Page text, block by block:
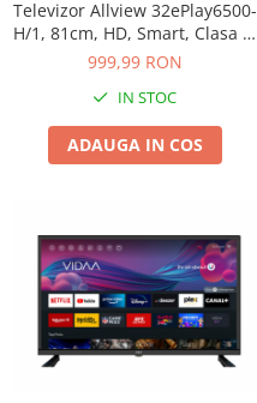
Accesorii pentru gatit
Accesorii pentru cuptor
Borcane si sticle
Caserole pentru alimente
Cutii depozitare metal
amestecare
Ustensile de bucatarie
Accesorii pentru servit
Baie
Masini de paine
Mixer vertical
Plita electrica
Storcator fructe
Toaster
Tocator legume
Televizor Allview 32ePlay6500-
H/1, 81cm, HD, Smart, Clasa E,
Negry
999,99 RON
IN STOC
ADAUGA IN COS